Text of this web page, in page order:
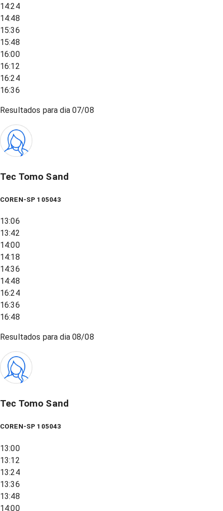
14:24
14:48
15:36
15:48
16:00
16:12
16:24
16:36
Resultados para dia07/08
Tec Tomo Sand
COREN-SP 105043
13:06
13:42
14:00
14:18
14:36
14:48
16:24
16:36
16:48
Resultados para dia08/08
Tec Tomo Sand
COREN-SP 105043
13:00
13:12
13:24
13:36
13:48
14:00